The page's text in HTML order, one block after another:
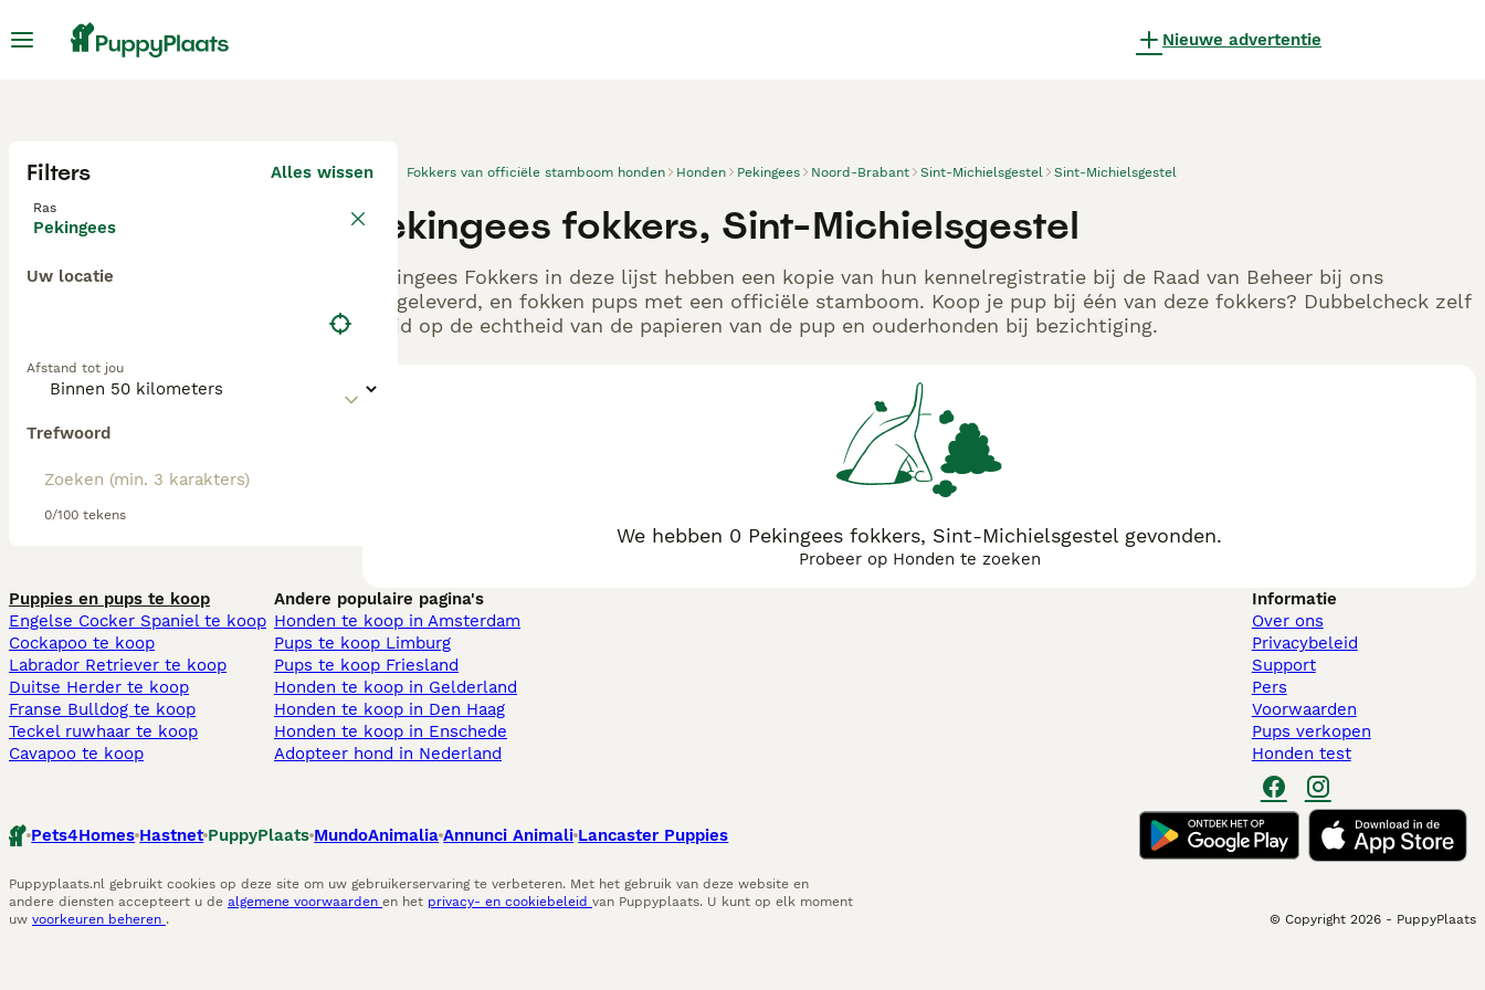
Nieuwe advertentie
Filters Alles wissen
Ras
Pekingees
Uw locatie
Afstand tot jou
Trefwoord
0/100 tekens
Fokkers van officiële stamboom honden Honden Pekingees Noord-Brabant Sint-Michielsgestel Sint-Michielsgestel
Pekingees fokkers, Sint-Michielsgestel
Pekingees Fokkers in deze lijst hebben een kopie van hun kennelregistratie bij de Raad van Beheer bij ons
aangeleverd, en fokken pups met een officiële stamboom. Koop je pup bij één van deze fokkers? Dubbelcheck zelf
altijd op de echtheid van de papieren van de pup en ouderhonden bij bezichtiging.
We hebben 0 Pekingees fokkers, Sint-Michielsgestel gevonden.
Probeer op Honden te zoeken
Puppies en pups te koop
Engelse Cocker Spaniel te koop
Cockapoo te koop
Labrador Retriever te koop
Duitse Herder te koop
Franse Bulldog te koop
Teckel ruwhaar te koop
Cavapoo te koop
Andere populaire pagina's
Honden te koop in Amsterdam
Pups te koop Limburg​
Pups te koop Friesland​
Honden te koop in Gelderland
Honden te koop in Den Haag
Honden te koop in Enschede
Adopteer hond in Nederland
Informatie
Over ons
Privacybeleid
Support
Pers
Voorwaarden
Pups verkopen
Honden test
Pets4Homes Hastnet PuppyPlaats MundoAnimalia Annunci Animali Lancaster Puppies
Puppyplaats.nl gebruikt cookies op deze site om uw gebruikerservaring te verbeteren. Met het gebruik van deze website en
andere diensten accepteert u de algemene voorwaarden en het privacy- en cookiebeleid van Puppyplaats. U kunt op elk moment
uw voorkeuren beheren . © Copyright 2026 - PuppyPlaats